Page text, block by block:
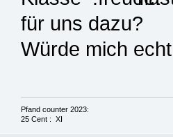
für uns dazu?
Würde mich
Pfand counter 2023:
25 Cent : XI